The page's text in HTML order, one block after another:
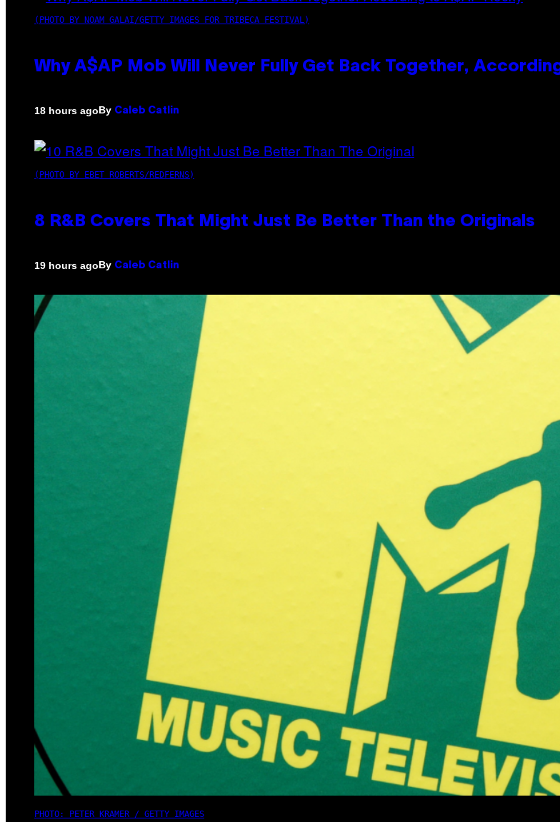
(PHOTO BY NOAM GALAI/GETTY IMAGES FOR TRIBECA FESTIVAL)
Why A$AP Mob Will Never Fully Get Back Together,
18 hours agoBy Caleb Catlin
(PHOTO BY EBET ROBERTS/REDFERNS)
8 R&B Covers That Might Just Be Better Than the Originals
19 hours agoBy Caleb Catlin
PHOTO: PETER KRAMER / GETTY IMAGES